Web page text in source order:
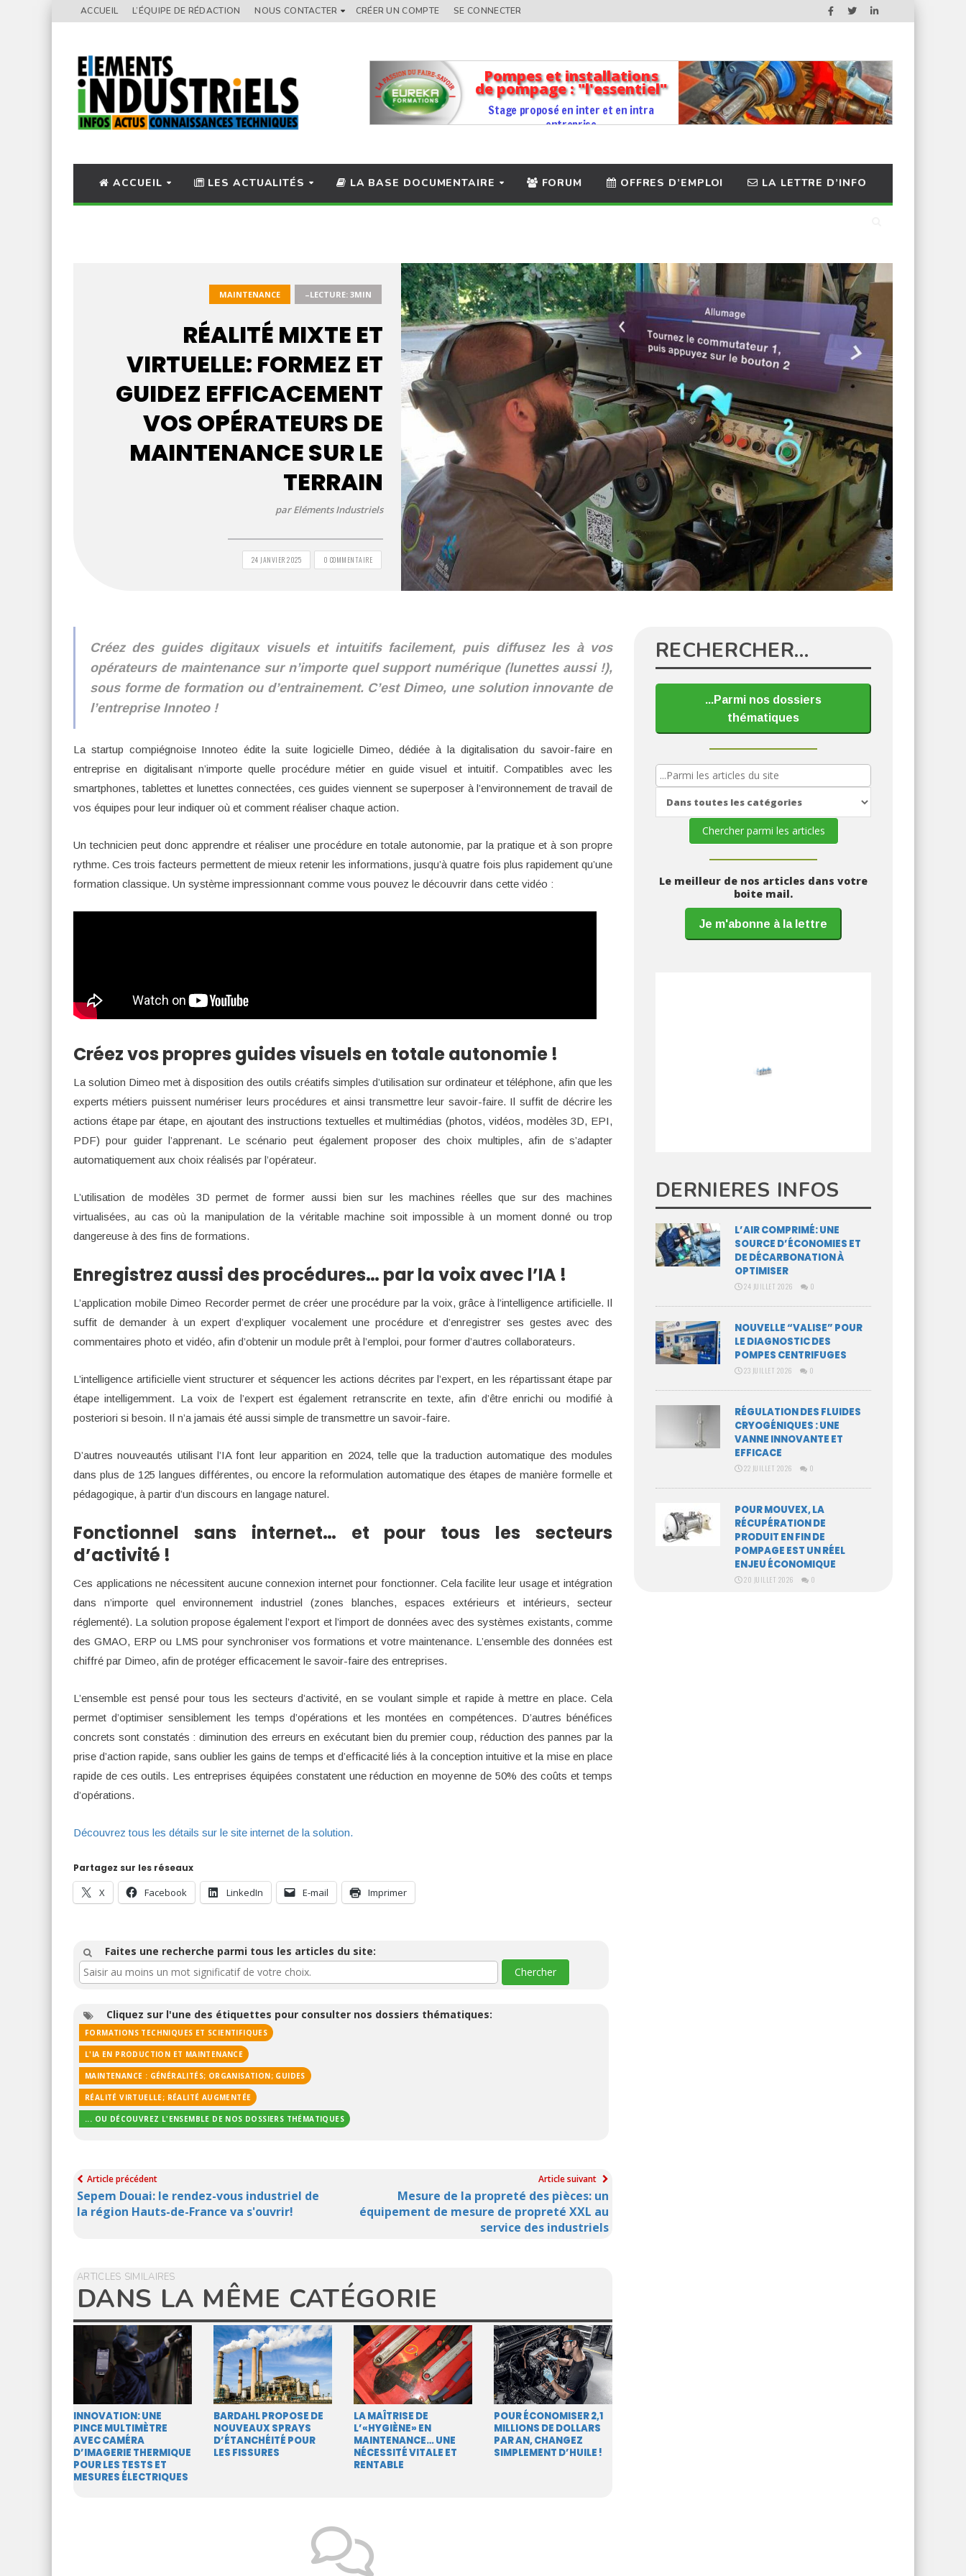
ACCUEIL L’ÉQUIPE DE RÉDACTION NOUS CONTACTER CRÉER UN COMPTE SE CONNECTER
ACCUEIL LES ACTUALITÉS LA BASE DOCUMENTAIRE FORUM OFFRES D’EMPLOI LA LETTRE D’INFO
MAINTENANCE –LECTURE: 3MIN
RÉALITÉ MIXTE ET
VIRTUELLE: FORMEZ ET
GUIDEZ EFFICACEMENT
VOS OPÉRATEURS DE
MAINTENANCE SUR LE
TERRAIN
par Eléments Industriels
24 JANVIER 2025 0 COMMENTAIRE
Créez des guides digitaux visuels et intuitifs facilement, puis diffusez les à vos
opérateurs de maintenance sur n’importe quel support numérique (lunettes aussi !),
sous forme de formation ou d’entrainement. C’est Dimeo, une solution innovante de
l’entreprise Innoteo !
La startup compiégnoise Innoteo édite la suite logicielle Dimeo, dédiée à la digitalisation du savoir-faire en
entreprise en digitalisant n’importe quelle procédure métier en guide visuel et intuitif. Compatibles avec les
smartphones, tablettes et lunettes connectées, ces guides viennent se superposer à l’environnement de travail de
vos équipes pour leur indiquer où et comment réaliser chaque action.
Un technicien peut donc apprendre et réaliser une procédure en totale autonomie, par la pratique et à son propre
rythme. Ces trois facteurs permettent de mieux retenir les informations, jusqu’à quatre fois plus rapidement qu’une
formation classique. Un système impressionnant comme vous pouvez le découvrir dans cette vidéo :
Créez vos propres guides visuels en totale autonomie !
La solution Dimeo met à disposition des outils créatifs simples d’utilisation sur ordinateur et téléphone, afin que les
experts métiers puissent numériser leurs procédures et ainsi transmettre leur savoir-faire. Il suffit de décrire les
actions étape par étape, en ajoutant des instructions textuelles et multimédias (photos, vidéos, modèles 3D, EPI,
PDF) pour guider l’apprenant. Le scénario peut également proposer des choix multiples, afin de s’adapter
automatiquement aux choix réalisés par l’opérateur.
L’utilisation de modèles 3D permet de former aussi bien sur les machines réelles que sur des machines
virtualisées, au cas où la manipulation de la véritable machine soit impossible à un moment donné ou trop
dangereuse à des fins de formations.
Enregistrez aussi des procédures… par la voix avec l’IA !
L’application mobile Dimeo Recorder permet de créer une procédure par la voix, grâce à l’intelligence artificielle. Il
suffit de demander à un expert d’expliquer vocalement une procédure et d’enregistrer ses gestes avec des
commentaires photo et vidéo, afin d’obtenir un module prêt à l’emploi, pour former d’autres collaborateurs.
L’intelligence artificielle vient structurer et séquencer les actions décrites par l’expert, en les répartissant étape par
étape intelligemment. La voix de l’expert est également retranscrite en texte, afin d’être enrichi ou modifié à
posteriori si besoin. Il n’a jamais été aussi simple de transmettre un savoir-faire.
D’autres nouveautés utilisant l’IA font leur apparition en 2024, telle que la traduction automatique des modules
dans plus de 125 langues différentes, ou encore la reformulation automatique des étapes de manière formelle et
pédagogique, à partir d’un discours en langage naturel.
Fonctionnel sans internet… et pour tous les secteurs
d’activité !
Ces applications ne nécessitent aucune connexion internet pour fonctionner. Cela facilite leur usage et intégration
dans n’importe quel environnement industriel (zones blanches, espaces extérieurs et intérieurs, secteur
réglementé). La solution propose également l’export et l’import de données avec des systèmes existants, comme
des GMAO, ERP ou LMS pour synchroniser vos formations et votre maintenance. L’ensemble des données est
chiffré par Dimeo, afin de protéger efficacement le savoir-faire des entreprises.
L’ensemble est pensé pour tous les secteurs d’activité, en se voulant simple et rapide à mettre en place. Cela
permet d’optimiser sensiblement les temps d’opérations et les montées en compétences. D’autres bénéfices
concrets sont constatés : diminution des erreurs en exécutant bien du premier coup, réduction des pannes par la
prise d’action rapide, sans oublier les gains de temps et d’efficacité liés à la conception intuitive et la mise en place
rapide de ces outils. Les entreprises équipées constatent une réduction en moyenne de 50% des coûts et temps
d’opérations.
Découvrez tous les détails sur le site internet de la solution.
Partagez sur les réseaux
X Facebook LinkedIn E-mail Imprimer
Faites une recherche parmi tous les articles du site:
Cliquez sur l'une des étiquettes pour consulter nos dossiers thématiques:
FORMATIONS TECHNIQUES ET SCIENTIFIQUES
L'IA EN PRODUCTION ET MAINTENANCE
MAINTENANCE : GÉNÉRALITÉS; ORGANISATION; GUIDES
RÉALITÉ VIRTUELLE; RÉALITÉ AUGMENTÉE
... OU DÉCOUVREZ L'ENSEMBLE DE NOS DOSSIERS THÉMATIQUES
Article précédent
Sepem Douai: le rendez-vous industriel de
la région Hauts-de-France va s'ouvrir!
Article suivant
Mesure de la propreté des pièces: un
équipement de mesure de propreté XXL au
service des industriels
ARTICLES SIMILAIRES
DANS LA MÊME CATÉGORIE
INNOVATION: UNE
PINCE MULTIMÈTRE
AVEC CAMÉRA
D’IMAGERIE THERMIQUE
POUR LES TESTS ET
MESURES ÉLECTRIQUES
BARDAHL PROPOSE DE
NOUVEAUX SPRAYS
D’ÉTANCHÉITÉ POUR
LES FISSURES
LA MAÎTRISE DE
L’«HYGIÈNE» EN
MAINTENANCE… UNE
NÉCESSITÉ VITALE ET
RENTABLE
POUR ÉCONOMISER 2,1
MILLIONS DE DOLLARS
PAR AN, CHANGEZ
SIMPLEMENT D’HUILE !
RECHERCHER…
...Parmi nos dossiers
thématiques
Le meilleur de nos articles dans votre
boite mail.
Je m'abonne à la lettre
DERNIERES INFOS
L’AIR COMPRIMÉ: UNE
SOURCE D’ÉCONOMIES ET
DE DÉCARBONATION À
OPTIMISER
24 JUILLET 2026 0
NOUVELLE “VALISE” POUR
LE DIAGNOSTIC DES
POMPES CENTRIFUGES
23 JUILLET 2026 0
RÉGULATION DES FLUIDES
CRYOGÉNIQUES : UNE
VANNE INNOVANTE ET
EFFICACE
22 JUILLET 2026 0
POUR MOUVEX, LA
RÉCUPÉRATION DE
PRODUIT EN FIN DE
POMPAGE EST UN RÉEL
ENJEU ÉCONOMIQUE
20 JUILLET 2026 0